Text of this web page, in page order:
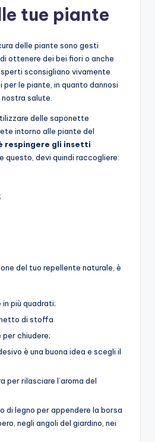
tue piante
delle piante sono gesti
ottenere dei bei fiori o anche
sconsigliano vivamente
per le piante, in quanto dannosi
salute.
delle saponette
intorno alle piante del
respingere gli insetti
questo, devi quindi raccogliere:
del tuo repellente naturale, è
in più quadrati;
di stoffa
chiudere;
è una buona idea e scegli il
per rilasciare l’aroma del
di legno per appendere la borsa
negli angoli del giardino, nei